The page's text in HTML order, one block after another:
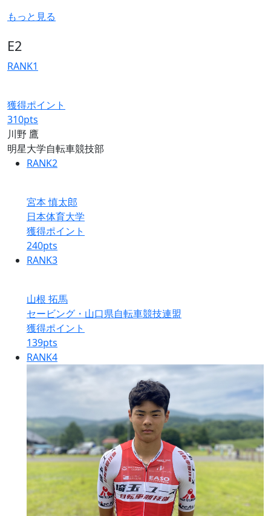
もっと見る
E2
RANK1
獲得ポイント
310pts
川野 鷹
明星大学自転車競技部
RANK2
宮本 慎太郎
日本体育大学
獲得ポイント
240pts
RANK3
山根 拓馬
セービング・山口県自転車競技連盟
獲得ポイント
139pts
RANK4